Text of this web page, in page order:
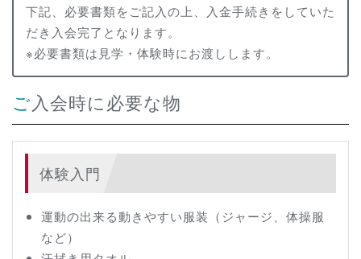
下記、必要書類をご記入の上、入金手続きをしていた
だき入会完了となります。
※必要書類は見学・体験時にお渡しします。
ご入会時に必要な物
体験入門
運動の出来る動きやすい服装（ジャージ、体操服
など）